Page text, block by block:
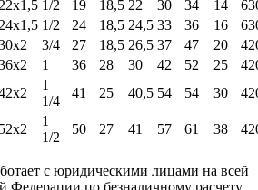
22x1,5 1/2 19 18,5 22 30 34 14
24x1,5 1/2 24 18,5 24,5 33 36 16
3/4 27 18,5 26,5 37 47 20
1 36 28 30 42 52 25
1
1/4
41 25 40,5 54 54 30
52x2
1
1/2
50 27 41 57 61 38
с юридическими лицами на всей